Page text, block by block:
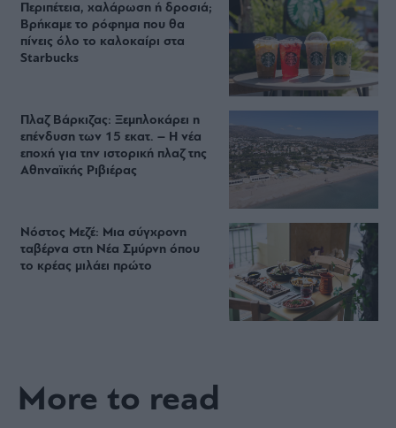
Περιπέτεια, χαλάρωση ή δροσιά;
Βρήκαμε το ρόφημα που θα
πίνεις όλο το καλοκαίρι στα
Starbucks
Πλαζ Βάρκιζας: Ξεμπλοκάρει η
επένδυση των 15 εκατ. – Η νέα
εποχή για την ιστορική πλαζ της
Αθηναϊκής Ριβιέρας
Νόστος Μεζέ: Μια σύγχρονη
ταβέρνα στη Νέα Σμύρνη όπου
το κρέας μιλάει πρώτο
More to read